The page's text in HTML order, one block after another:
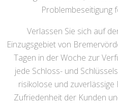
Problembeseitigung
Verlassen Sie sich auf
Einzugsgebiet von
Tagen in der Woche zur
jede Schloss- und
risikolose und
Zufriedenheit der Kunden